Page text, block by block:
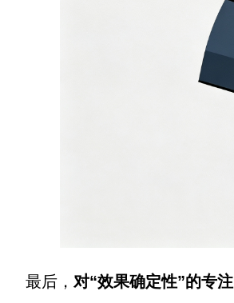
最后， 对“效果确定性”的专注